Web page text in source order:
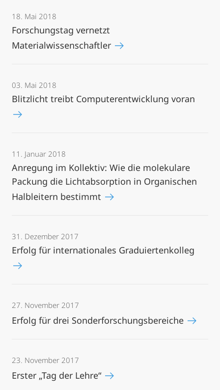
18. Mai 2018
Forschungstag vernetzt
Materialwissenschaftler
03. Mai 2018
Blitzlicht treibt Computerentwicklung voran
11. Januar 2018
Anregung im Kollektiv: Wie die molekulare
Packung die Lichtabsorption in Organischen
Halbleitern bestimmt
31. Dezember 2017
Erfolg für internationales Graduiertenkolleg
27. November 2017
Erfolg für drei Sonderforschungsbereiche
23. November 2017
Erster „Tag der Lehre“